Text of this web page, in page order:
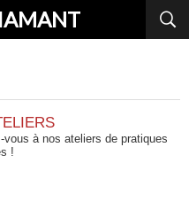
vous à nos ateliers de pratiques
!